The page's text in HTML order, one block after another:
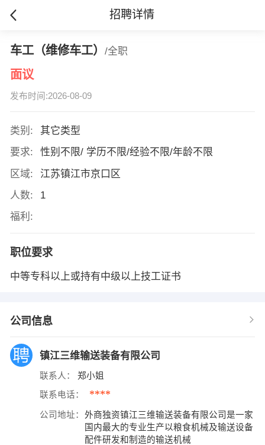
招聘详情
车工（维修车工） /全职
面议
发布时间:2026-08-09
类别:
其它类型
要求:
性别不限/ 学历不限/经验不限/年龄不限
区域:
江苏镇江市京口区
人数:
1
福利:
职位要求
中等专科以上或持有中级以上技工证书
公司信息
镇江三维输送装备有限公司
联系人： 郑小姐
联系电话： ****
公司地址：
外商独资镇江三维输送装备有限公司是一家
国内最大的专业生产以粮食机械及输送设备
配件研发和制造的输送机械